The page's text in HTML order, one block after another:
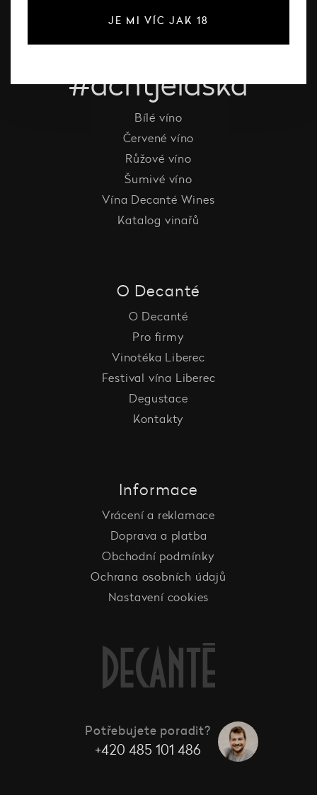
#dcntjelaska
Bílé víno
Červené víno
Růžové víno
Šumivé víno
Vína Decanté Wines
Katalog vinařů
O Decanté
O Decanté
Pro firmy
Vinotéka Liberec
Festival vína Liberec
Degustace
Kontakty
Informace
Vrácení a reklamace
Doprava a platba
Obchodní podmínky
Ochrana osobních údajů
Nastavení cookies
Potřebujete poradit?
+420 485 101 486
JE MI VÍC JAK 18